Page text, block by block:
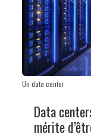
Un data center
Data
mérite